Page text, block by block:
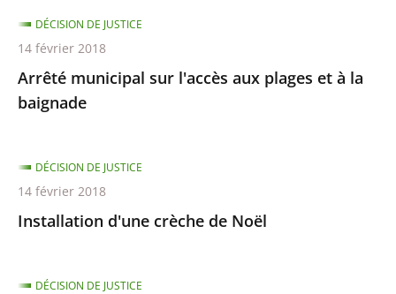
Arrêté municipal sur l'accès aux plages et à la
baignade
DÉCISION DE JUSTICE
14 février 2018
Installation d'une crèche de Noël
DÉCISION DE JUSTICE
14 février 2018
DÉCISION DE JUSTICE